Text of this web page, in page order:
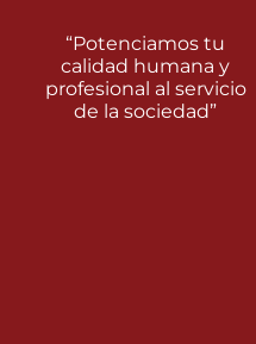
“Potenciamos tu
calidad humana y
profesional al servicio
de la sociedad”